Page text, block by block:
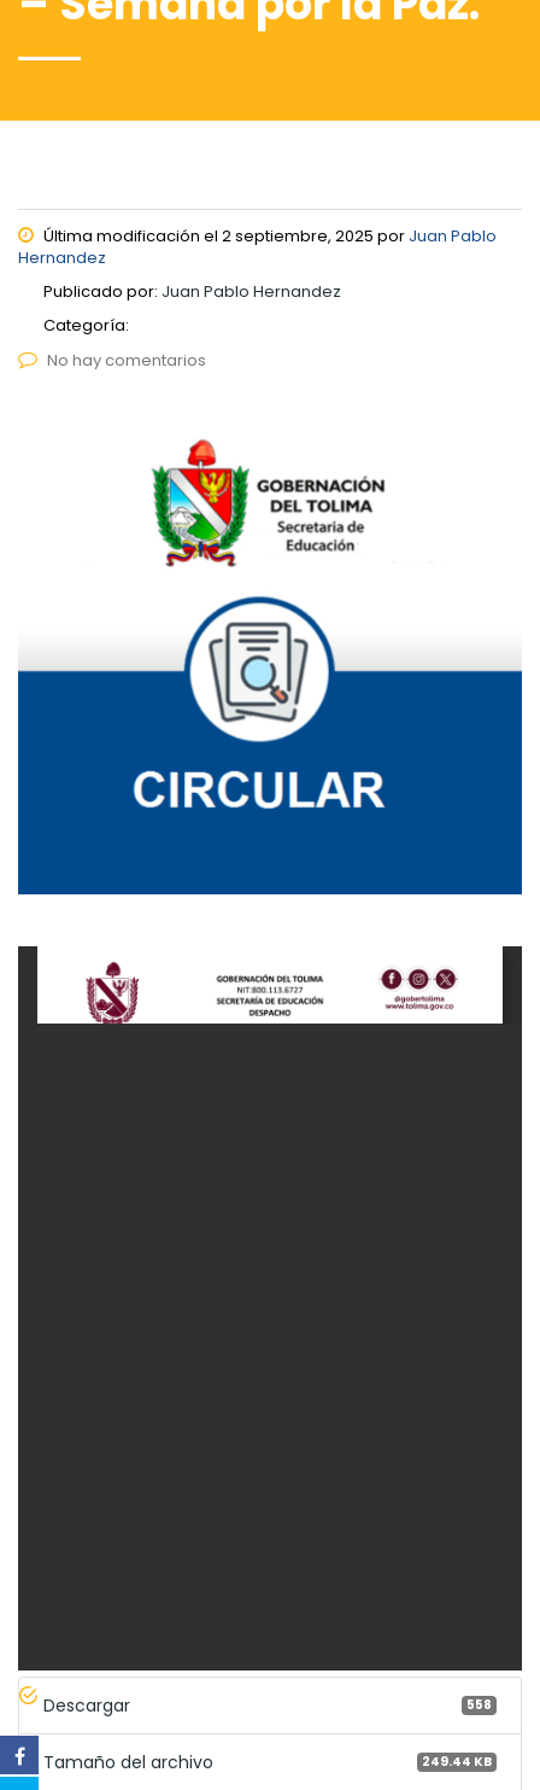
Última modificación el 2 septiembre, 2025 por Juan Pablo
Hernandez
Publicado por: Juan Pablo Hernandez
Categoría:
No hay comentarios
Descargar 558
Tamaño del archivo 249.44 KB